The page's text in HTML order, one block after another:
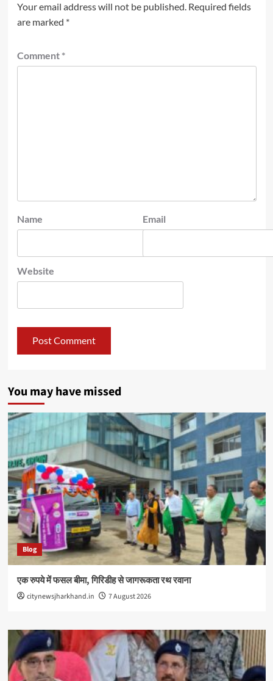
Your email address will not be published. Required fields
are marked *
Comment *
Name Email
Website
You may have missed
Blog
एक रुपये में फसल बीमा, गिरिडीह से जागरूकता रथ रवाना
citynewsjharkhand.in 7 August 2026